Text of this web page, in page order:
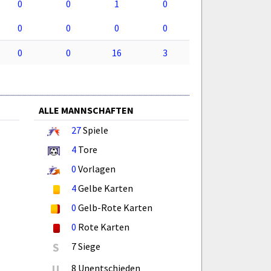
0 0 1
0
0 0 0 0
0 0 16 3
ALLE MANNSCHAFTEN
27Spiele
4 Tore
0 Vorlagen
4Gelbe Karten
0 Gelb-Rote Karten
0 Rote Karten
S 7 Siege
8 Unentschieden